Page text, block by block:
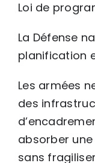
Loi de
La Défense
planification
Les armées
des
absorber
sans